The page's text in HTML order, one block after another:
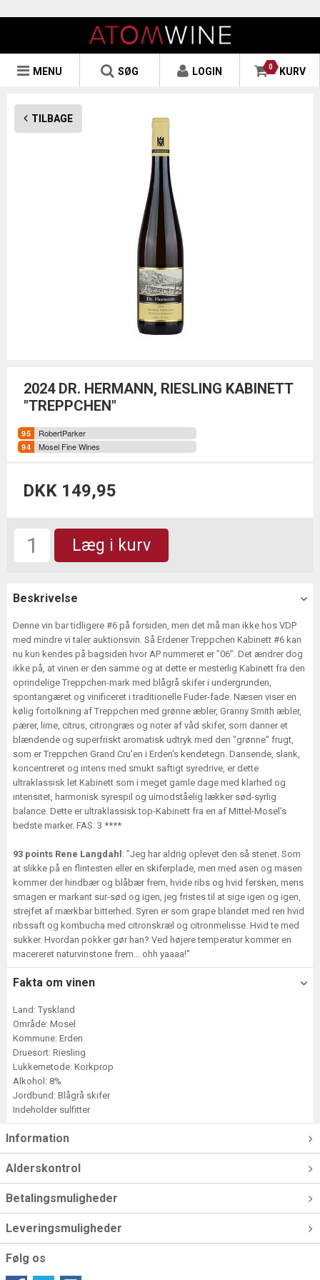
0 KURV
LOGIN
SØG
MENU
TILBAGE
2024 DR. HERMANN, RIESLING KABINETT
"TREPPCHEN"
RobertParker
Mosel Fine Wines
DKK 149,95
Læg i kurv
Beskrivelse
Denne vin bar tidligere #6 på forsiden, men det må man ikke hos VDP
med mindre vi taler auktionsvin. Så Erdener Treppchen Kabinett #6 kan
nu kun kendes på bagsiden hvor AP nummeret er ”06”. Det ændrer dog
ikke på, at vinen er den samme og at dette er mesterlig Kabinett fra den
oprindelige Treppchen-mark med blågrå skifer i undergrunden,
spontangæret og vinificeret i traditionelle Fuder-fade. Næsen viser en
kølig fortolkning af Treppchen med grønne æbler, Granny Smith æbler,
pærer, lime, citrus, citrongræs og noter af våd skifer, som danner et
blændende og superfriskt aromatisk udtryk med den ”grønne” frugt,
som er Treppchen Grand Cru'en i Erden's kendetegn. Dansende, slank,
koncentreret og intens med smukt saftigt syredrive, er dette
ultraklassisk let Kabinett som i meget gamle dage med klarhed og
intensitet, harmonisk syrespil og uimodståelig lækker sød-syrlig
balance. Dette er ultraklassisk top-Kabinett fra en af Mittel-Mosel's
bedste marker. FAS: 3 ****
93 points Rene Langdahl : "Jeg har aldrig oplevet den så stenet. Som
at slikke på en flintesten eller en skiferplade, men med asen og masen
kommer der hindbær og blåbær frem, hvide ribs og hvid fersken, mens
smagen er markant sur-sød og igen, jeg fristes til at sige igen og igen,
strejfet af mærkbar bitterhed. Syren er som grape blandet med ren hvid
ribssaft og kombucha med citronskræl og citronmelisse. Hvid te med
sukker. Hvordan pokker gør han? Ved højere temperatur kommer en
macereret naturvinstone frem… ohh yaaaa!"
Fakta om vinen
Land: Tyskland
Område: Mosel
Kommune: Erden
Druesort: Riesling
Lukkemetode: Korkprop
Alkohol: 8%
Jordbund: Blågrå skifer
Indeholder sulfitter
Information
Alderskontrol
Betalingsmuligheder
Leveringsmuligheder
Følg os